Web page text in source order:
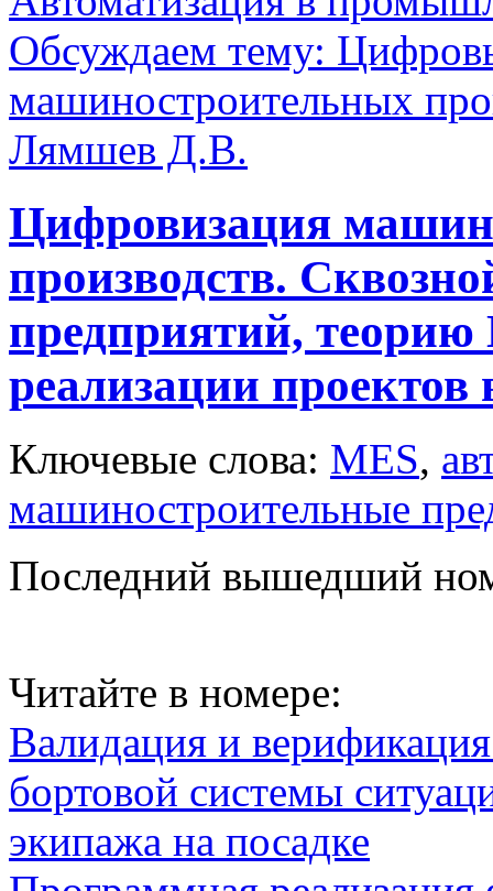
Обсуждаем тему:
машиностроительных
Лямшев Д.В.
Цифровизация
производств.
предприятий,
реализации
Ключевые слова: MES,
машиностроительные
Последний вышедший
Читайте в номере:
Валидация и
бортовой системы
экипажа на посадке